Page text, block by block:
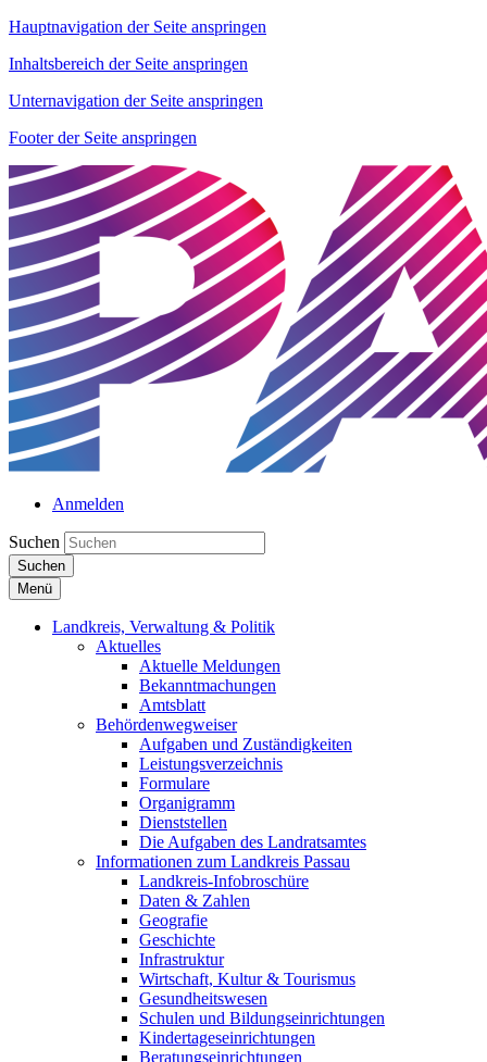
Hauptnavigation der Seite anspringen
Inhaltsbereich der Seite anspringen
Unternavigation der Seite anspringen
Footer der Seite anspringen
Anmelden
Suchen
Suchen
Menü
Landkreis, Verwaltung & Politik
Aktuelles
Aktuelle Meldungen
Bekanntmachungen
Amtsblatt
Behördenwegweiser
Aufgaben und Zuständigkeiten
Leistungsverzeichnis
Formulare
Organigramm
Dienststellen
Die Aufgaben des Landratsamtes
Informationen zum Landkreis Passau
Landkreis-Infobroschüre
Daten & Zahlen
Geografie
Geschichte
Infrastruktur
Wirtschaft, Kultur & Tourismus
Gesundheitswesen
Schulen und Bildungseinrichtungen
Kindertageseinrichtungen
Beratungseinrichtungen